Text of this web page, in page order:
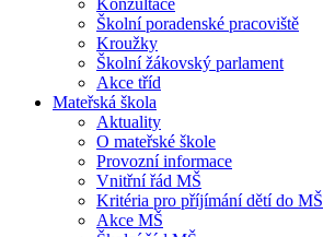
Školní poradenské pracoviště
Kroužky
Školní žákovský parlament
Akce tříd
Mateřská škola
Aktuality
O mateřské škole
Provozní informace
Vnitřní řád MŠ
Kritéria pro příjímání dětí do MŠ
Akce MŠ